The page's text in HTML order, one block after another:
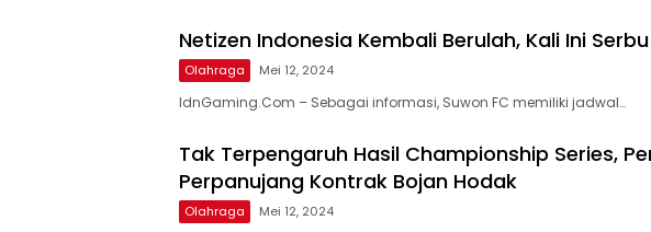
Netizen Indonesia Kembali Berulah, Kali Ini
Olahraga Mei 12, 2024
IdnGaming.Com – Sebagai informasi, Suwon FC memiliki jadwal…
Tak Terpengaruh Hasil Championship Series,
Perpanujang Kontrak Bojan Hodak
Olahraga Mei 12, 2024